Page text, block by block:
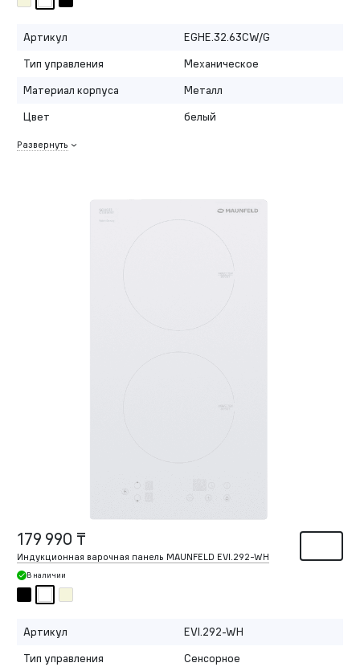
Артикул
EGHE.32.63CW/G
Тип управления
Механическое
Материал корпуса
Металл
Цвет
белый
Развернуть
179 990 ₸
Индукционная варочная панель MAUNFELD EVI.292-WH
В наличии
Артикул
EVI.292-WH
Тип управления
Сенсорное